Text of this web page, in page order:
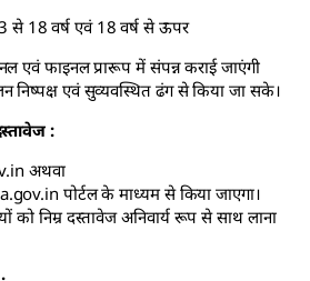
से 18 वर्ष एवं 18 वर्ष से ऊपर
एवं फाइनल प्रारूप में संपन्न कराई जाएंगी
निष्पक्ष एवं सुव्यवस्थित ढंग से किया जा सके।
:
अथवा
पोर्टल के माध्यम से किया जाएगा।
को निम्र दस्तावेज अनिवार्य रूप से साथ लाना